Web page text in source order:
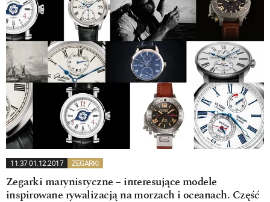
11:37 01.12.2017 ZEGARKI
Zegarki marynistyczne – interesujące modele
inspirowane rywalizacją na morzach i oceanach. Część